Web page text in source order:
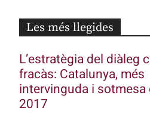
Les més llegides
L’estratègia del diàleg
fracàs: Catalunya, més
intervinguda i sotmesa
2017